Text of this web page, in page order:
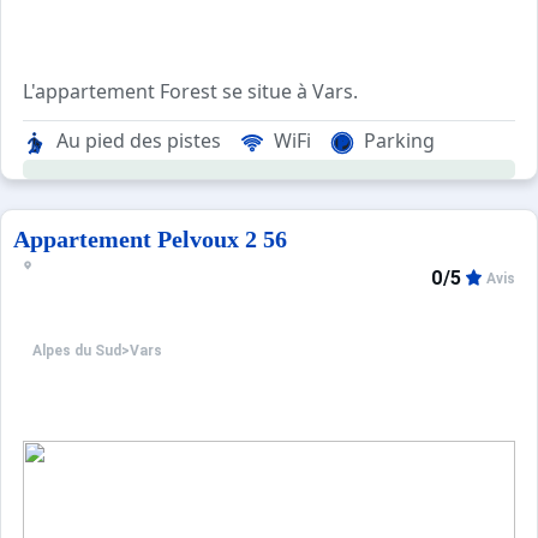
L'appartement Forest se situe à Vars.
Boostez vos vacances à la montagne avec ce studio
Située au pieds des pistes la résidence le forest est
Appartement 23m2 plein pied des pistes dont balcon
UNe kitchenette bien équipée
Au pied des pistes WiFi Parking
Appartement Pelvoux 2 56
Alpes du Sud >Vars
0/5 Avis